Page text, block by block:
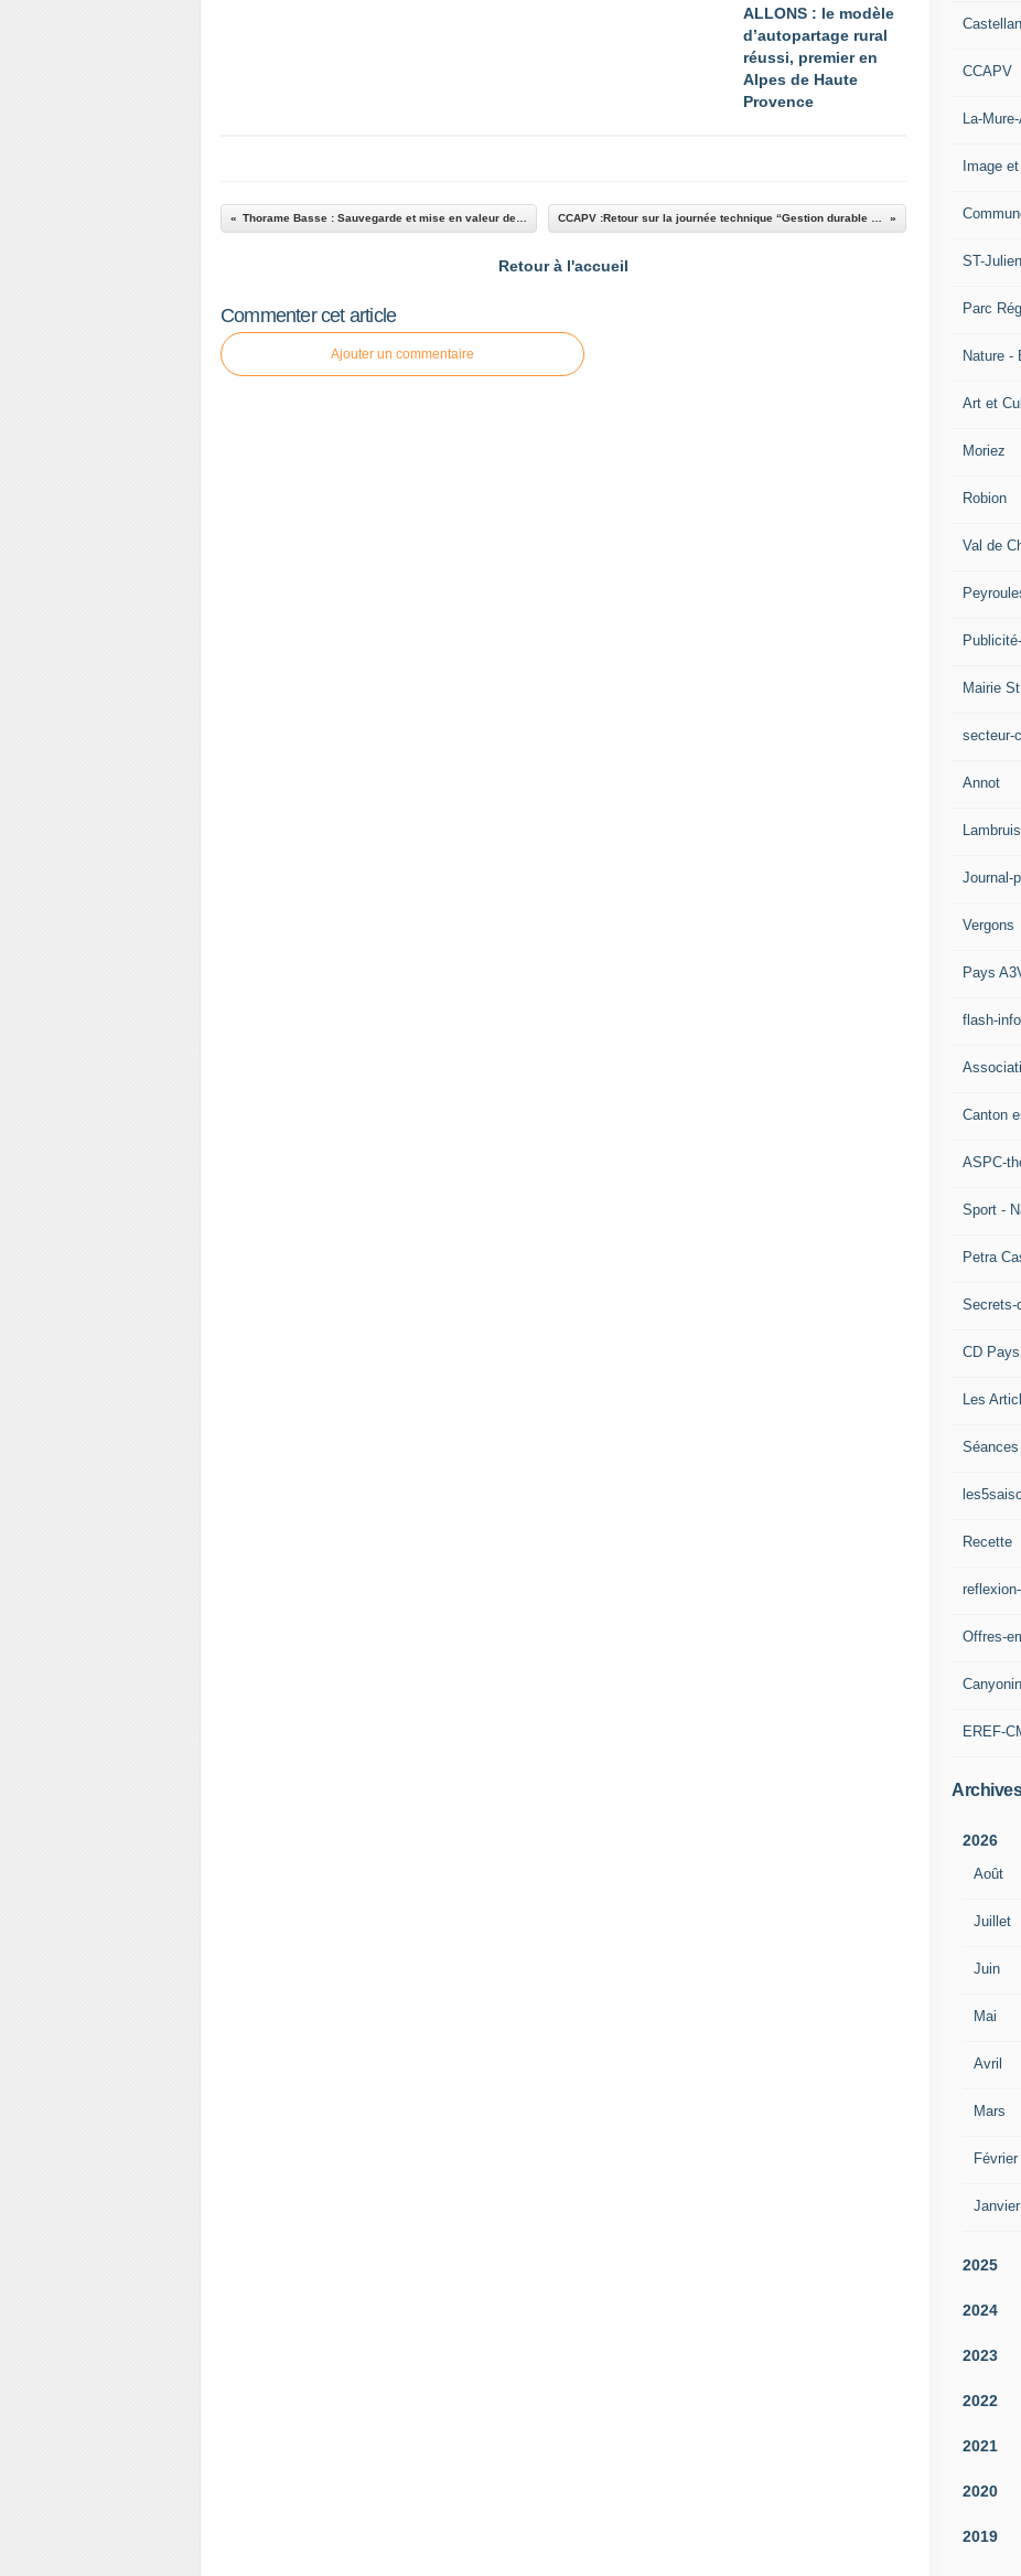
ALLONS : le modèle
d’autopartage rural
réussi, premier en
Alpes de Haute
Provence
Retour à l'accueil
Commenter cet article
Ajouter un commentaire
CCAPV
La-
Image
ST-
Parc
Nature -
Art et
Moriez
Robion
Val de
Mairie
secteur-
Annot
Journal-
Vergons
Pays
flash-info
Canton
ASPC-
Sport -
Petra
Secrets-
CD
Les
Recette
Offres-
EREF-
Archives
2026
Août
Juillet
Juin
Mai
Avril
Mars
Février
Janvier
2025
2024
2023
2022
2021
2020
2019